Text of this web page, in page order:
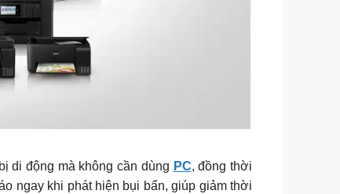
di động mà không cần dùng PC, đồng thời
ngay khi phát hiện bụi bẩn, giúp giảm thời